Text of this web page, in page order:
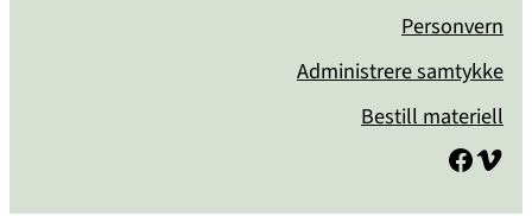
Personvern
Administrere samtykke
Bestill materiell
Facebook Vimeo